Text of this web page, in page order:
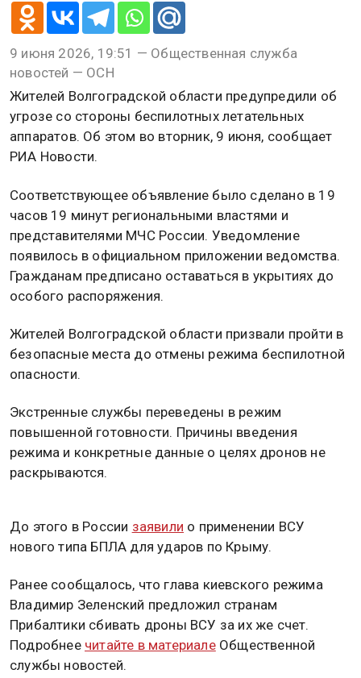
9 июня 2026, 19:51 — Общественная служба
новостей — ОСН
Жителей Волгоградской области предупредили об
угрозе со стороны беспилотных летательных
аппаратов. Об этом во вторник, 9 июня, сообщает
РИА Новости.
Соответствующее объявление было сделано в 19
часов 19 минут региональными властями и
представителями МЧС России. Уведомление
появилось в официальном приложении ведомства.
Гражданам предписано оставаться в укрытиях до
особого распоряжения.
Жителей Волгоградской области призвали пройти в
безопасные места до отмены режима беспилотной
опасности.
Экстренные службы переведены в режим
повышенной готовности. Причины введения
режима и конкретные данные о целях дронов не
раскрываются.
До этого в России заявили о применении ВСУ
нового типа БПЛА для ударов по Крыму.
Ранее сообщалось, что глава киевского режима
Владимир Зеленский предложил странам
Прибалтики сбивать дроны ВСУ за их же счет.
Подробнее читайте в материалеОбщественной
службы новостей.